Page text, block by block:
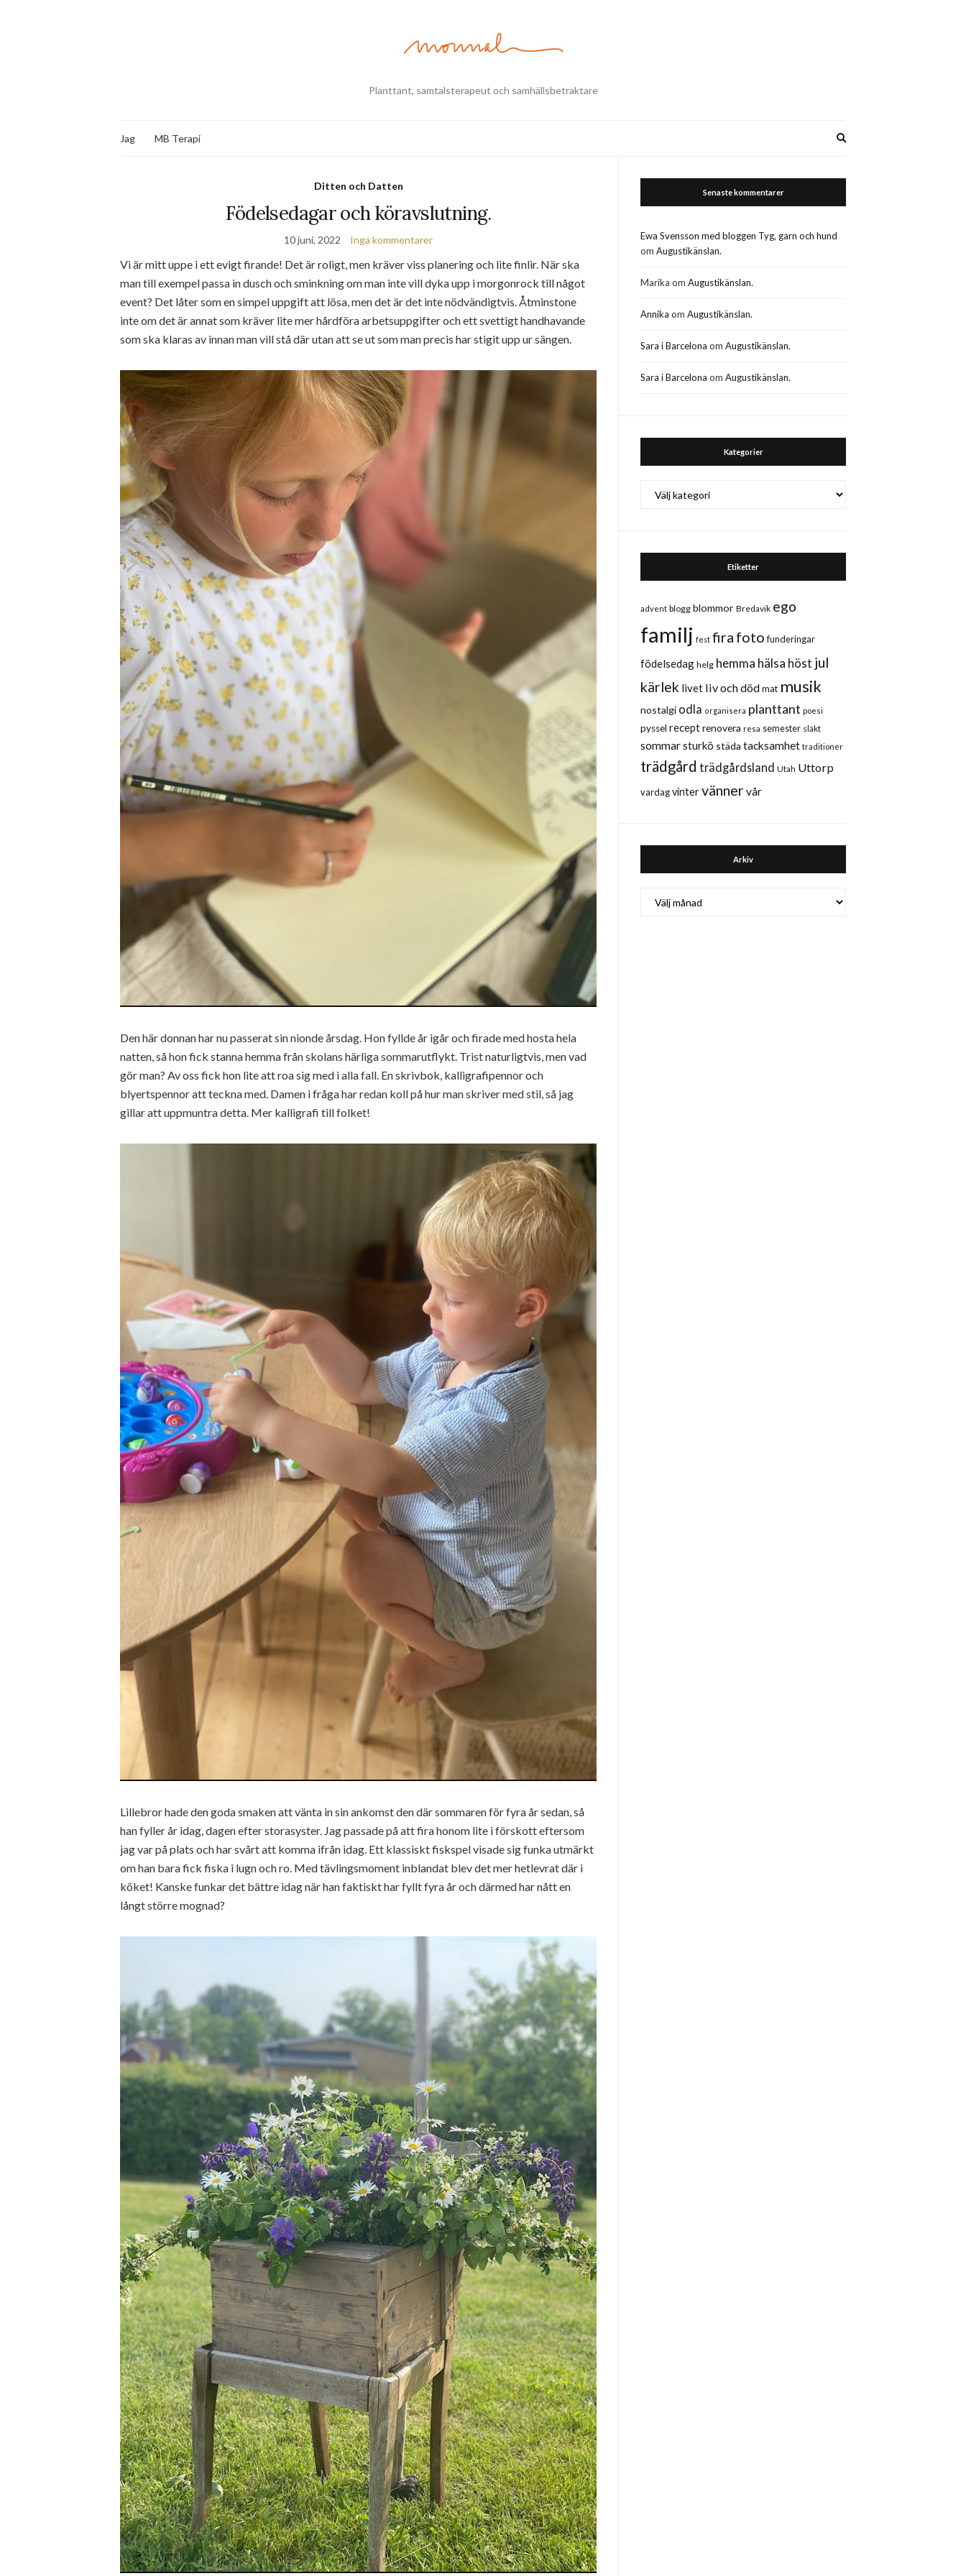
Planttant, samtalsterapeut och samhällsbetraktare
Jag MB Terapi
Ditten och Datten
Födelsedagar och köravslutning.
10 juni, 2022 Inga kommentarer
Vi är mitt uppe i ett evigt firande! Det är roligt, men kräver viss planering och lite finlir. När ska
man till exempel passa in dusch och sminkning om man inte vill dyka upp i morgonrock till något
event? Det låter som en simpel uppgift att lösa, men det är det inte nödvändigtvis. Åtminstone
inte om det är annat som kräver lite mer hårdföra arbetsuppgifter och ett svettigt handhavande
som ska klaras av innan man vill stå där utan att se ut som man precis har stigit upp ur sängen.
Den här donnan har nu passerat sin nionde årsdag. Hon fyllde år igår och firade med hosta hela
natten, så hon fick stanna hemma från skolans härliga sommarutflykt. Trist naturligtvis, men vad
gör man? Av oss fick hon lite att roa sig med i alla fall. En skrivbok, kalligrafipennor och
blyertspennor att teckna med. Damen i fråga har redan koll på hur man skriver med stil, så jag
gillar att uppmuntra detta. Mer kalligrafi till folket!
Lillebror hade den goda smaken att vänta in sin ankomst den där sommaren för fyra år sedan, så
han fyller år idag, dagen efter storasyster. Jag passade på att fira honom lite i förskott eftersom
jag var på plats och har svårt att komma ifrån idag. Ett klassiskt fiskspel visade sig funka utmärkt
om han bara fick fiska i lugn och ro. Med tävlingsmoment inblandat blev det mer hetlevrat där i
köket! Kanske funkar det bättre idag när han faktiskt har fyllt fyra år och därmed har nått en
långt större mognad?
Senaste kommentarer
Ewa Svensson med bloggen Tyg, garn och hund
omAugustikänslan.
Marika omAugustikänslan.
Annika omAugustikänslan.
Sara i Barcelona omAugustikänslan.
Sara i Barcelona omAugustikänslan.
Kategorier
Etiketter
advent blogg blommor Bredavik ego
familj fest fira foto funderingar
födelsedag helg hemma hälsa höst jul
kärlek livet liv och död mat musik
nostalgi odla organisera planttant poesi
pyssel receptrenovera resa semester släkt
sommarsturkö städa tacksamhet traditioner
trädgård trädgårdsland Utah Uttorp
vardag vintervänner vår
Arkiv